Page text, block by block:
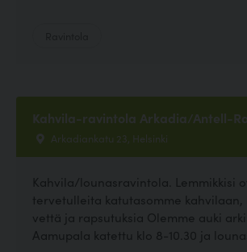
Kahvila-ravintola Arkadia/Antell-
Arkadiankatu 23, Helsinki
Kahvila/lounasravintola. Lemmikkisi
tervetulleita katutasomme
vettä ja rapsutuksia Olemme auki
Aamupala katettu klo 8-10.30 ja